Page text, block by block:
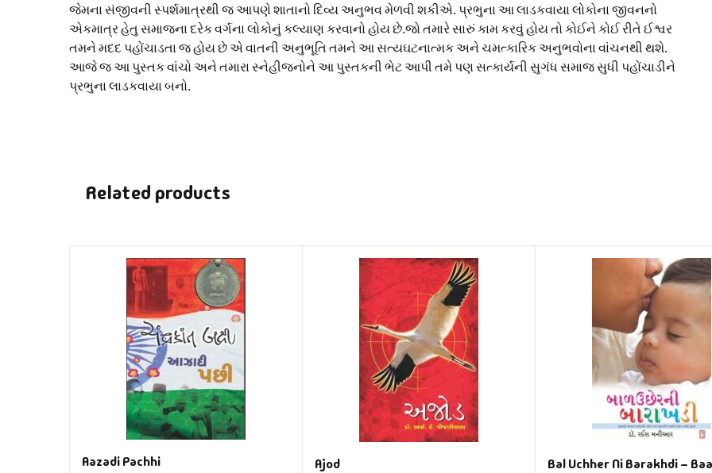
જેમના સંજીવની સ્પર્શમાત્રથી જ આપણે શાતાનો દિવ્ય અનુભવ મેળવી શકીએ. પ્રભુના આ લાડકવાયા લોકોના જીવનનો
એકમાત્ર હેતુ સમાજના દરેક વર્ગના લોકોનું કલ્યાણ કરવાનો હોય છે.જો તમારે સારું કામ કરવું હોય તો કોઈને કોઈ રીતે ઈશ્વર
તમને મદદ પહોંચાડતા જ હોય છે એ વાતની અનુભૂતિ તમને આ સત્યઘટનાત્મક અને ચમત્કારિક અનુભવોના વાંચનથી થશે.
આજે જ આ પુસ્તક વાંચો અને તમારા સ્નેહીજનોને આ પુસ્તકની ભેટ આપી તમે પણ સત્કાર્યની સુગંધ સમાજ સુધી પહોંચાડીને
પ્રભુના લાડકવાયા બનો.
Related products
Aazadi Pachhi Ajod
Bal Uchher Ni Barakhdi –